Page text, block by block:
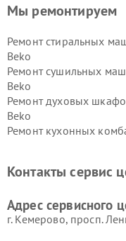
Мы ремонтируем
Ремонт стиральных
Beko
Ремонт сушильных
Beko
Ремонт духовых
Beko
Ремонт кухонных
Ремонт
Контакты сервис
Адрес сервисного
г. Кемерово, просп.